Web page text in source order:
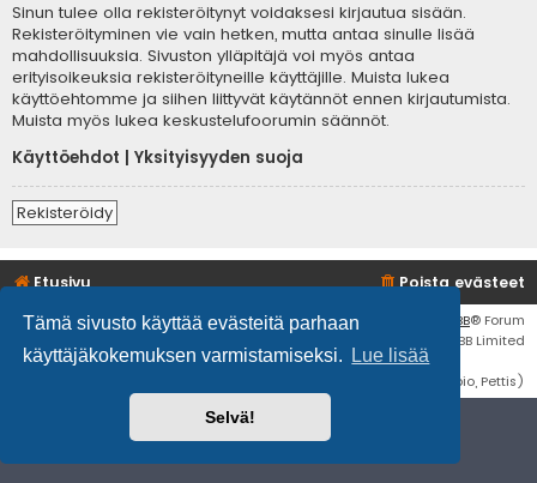
Tämä sivusto käyttää evästeitä parhaan
käyttäjäkokemuksen varmistamiseksi.
Lue lisää
Selvä!
Sinun tulee olla rekisteröitynyt voidaksesi kirjautua sisään.
Rekisteröityminen vie vain hetken, mutta antaa sinulle lisää
mahdollisuuksia. Sivuston ylläpitäjä voi myös antaa
erityisoikeuksia rekisteröityneille käyttäjille. Muista lukea
käyttöehtomme ja siihen liittyvät käytännöt ennen kirjautumista.
Muista myös lukea keskustelufoorumin säännöt.
Käyttöehdot
Yksityisyyden suoja
Rekisteröidy
Etusivu Poista evästeet
Flat Style byIan Bradley• Keskustelufoorumin ohjelmisto phpBB® Forum
Software © phpBB Limited
Käännös: phpBB Suomi (lurttinen, harritapio, Pettis)